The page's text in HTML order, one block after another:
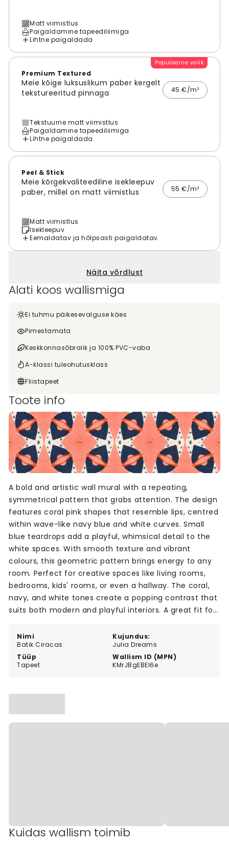
Matt viimistlus
Paigaldamine tapeediliimiga
Lihtne paigaldada
Populaarne valik
Premium Textured
Meie kõige luksuslikum paber kergelt
tekstureeritud pinnaga
45 €/m²
Tekstuurne matt viimistlus
Paigaldamine tapeediliimiga
Lihtne paigaldada
Peel & Stick
Meie kõrgekvaliteediline isekleepuv
paber, millel on matt viimistlus
55 €/m²
Matt viimistlus
Isekleepuv
Eemaldatav ja hõlpsasti paigaldatav
Näita võrdlust
Alati koos wallismiga
Ei tuhmu päikesevalguse käes
Pimestamata
Keskkonnasõbralik ja 100% PVC-vaba
A-klassi tuleohutusklass
Fliistapeet
Toote info
Nimi
Batik Ciracas
Kujundus:
Julia Dreams
Tüüp
Tapeet
Wallism ID (MPN)
KMrJBgEBEl6e
A bold and artistic wall mural with a repeating,
symmetrical pattern that grabs attention. The design
features coral pink shapes that resemble lips, centred
within wave-like navy blue and white curves. Small
blue teardrops add a playful, whimsical detail to the
white spaces. With smooth texture and vibrant
colours, this geometric pattern brings energy to any
room. Perfect for creative spaces like living rooms,
bedrooms, kids' rooms, or even a hallway. The coral,
navy, and white tones create a popping contrast that
suits both modern and playful interiors. A great fit for
Kuidas wallism toimib